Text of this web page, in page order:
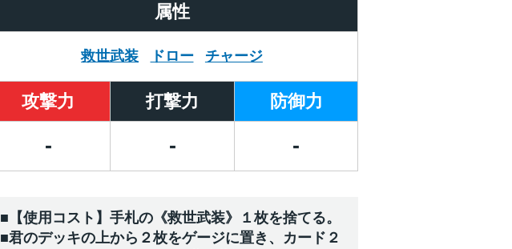
属性
救世武装 ドロー チャージ
攻撃力 打撃力 防御力
- - -
■【使用コスト】手札の《救世武装》１枚を捨てる。
■君のデッキの上から２枚をゲージに置き、カード２